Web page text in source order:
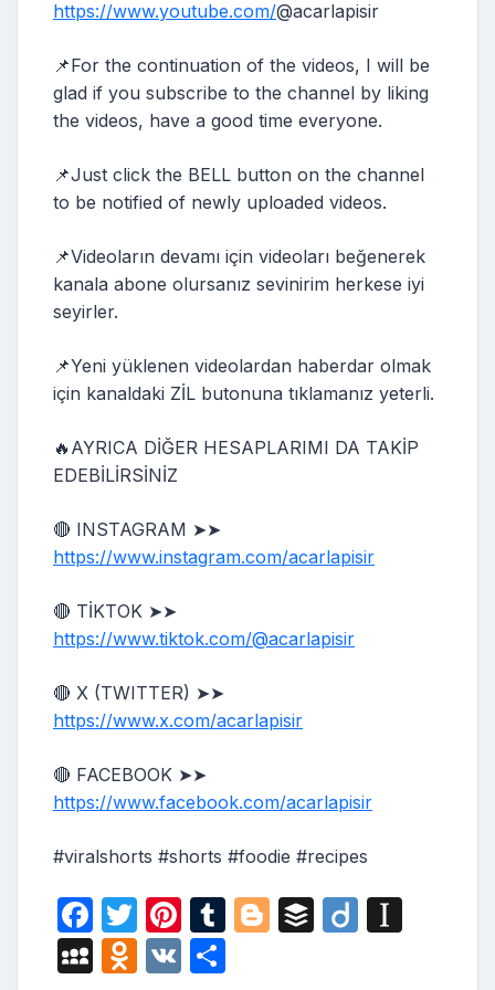
https://www.youtube.com/‎⁨@acarlapisir⁩
📌For the continuation of the videos, I will be
glad if you subscribe to the channel by liking
the videos, have a good time everyone.
📌Just click the BELL button on the channel
to be notified of newly uploaded videos.
📌Videoların devamı için videoları beğenerek
kanala abone olursanız sevinirim herkese iyi
seyirler.
📌Yeni yüklenen videolardan haberdar olmak
için kanaldaki ZİL butonuna tıklamanız yeterli.
🔥AYRICA DİĞER HESAPLARIMI DA TAKİP
EDEBİLİRSİNİZ
🔴 INSTAGRAM ➤➤
https://www.instagram.com/acarlapisir
🔴 TİKTOK ➤➤
https://www.tiktok.com/@acarlapisir
🔴 X (TWITTER) ➤➤
https://www.x.com/acarlapisir
🔴 FACEBOOK ➤➤
https://www.facebook.com/acarlapisir
#viralshorts #shorts #foodie #recipes
F
a
T
w
Pi
nt
T
Bl B
Di
M O V